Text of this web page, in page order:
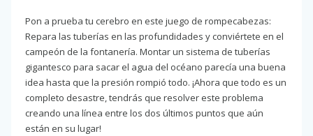
Pon a prueba tu cerebro en este juego de rompecabezas:
Repara las tuberías en las profundidades y conviértete en el
campeón de la fontanería. Montar un sistema de tuberías
gigantesco para sacar el agua del océano parecía una buena
idea hasta que la presión rompió todo. ¡Ahora que todo es un
completo desastre, tendrás que resolver este problema
creando una línea entre los dos últimos puntos que aún
están en su lugar!